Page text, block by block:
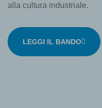
alla cultura industriale.
LEGGI IL BANDO